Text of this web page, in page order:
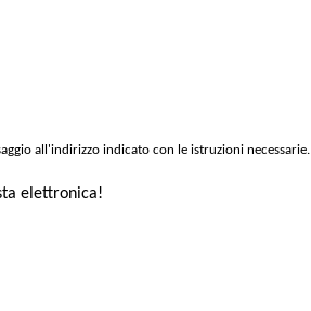
all'indirizzo indicato con le istruzioni necessarie.
elettronica!